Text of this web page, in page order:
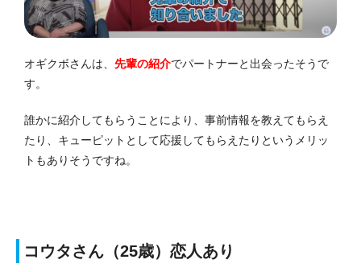
オギクボさんは、 先輩の紹介でパートナーと出会ったそうで
す。
誰かに紹介してもらうことにより、事前情報を教えてもらえ
たり、キューピットとして応援してもらえたりというメリッ
トもありそうですね。
コウタさん（25歳）恋人あり